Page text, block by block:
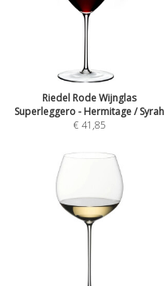
Riedel Rode Wijnglas
Superleggero - Hermitage / Syrah
€41,85